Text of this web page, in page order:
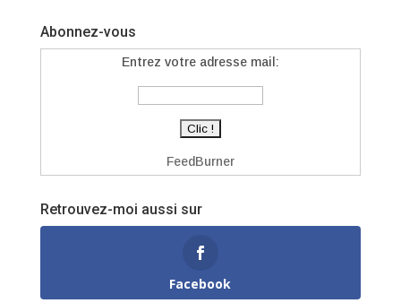
Abonnez-vous
Entrez votre adresse mail:
FeedBurner
Retrouvez-moi aussi sur
Facebook